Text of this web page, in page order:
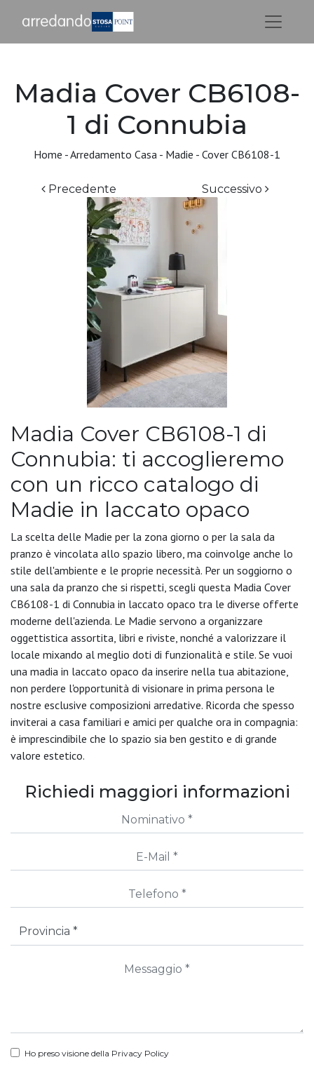
Madia Cover CB6108-
1 di Connubia
Home -Arredamento Casa - Madie - Cover CB6108-1
Precedente Successivo
Madia Cover CB6108-1 di
Connubia: ti accoglieremo
con un ricco catalogo di
Madie in laccato opaco
La scelta delle Madie per la zona giorno o per la sala da
pranzo è vincolata allo spazio libero, ma coinvolge anche lo
stile dell'ambiente e le proprie necessità. Per un soggiorno o
una sala da pranzo che si rispetti, scegli questa Madia Cover
CB6108-1 di Connubia in laccato opaco tra le diverse offerte
moderne dell'azienda. Le Madie servono a organizzare
oggettistica assortita, libri e riviste, nonché a valorizzare il
locale mixando al meglio doti di funzionalità e stile. Se vuoi
una madia in laccato opaco da inserire nella tua abitazione,
non perdere l'opportunità di visionare in prima persona le
nostre esclusive composizioni arredative. Ricorda che spesso
inviterai a casa familiari e amici per qualche ora in compagnia:
è imprescindibile che lo spazio sia ben gestito e di grande
valore estetico.
Richiedi maggiori informazioni
Ho preso visione della Privacy Policy